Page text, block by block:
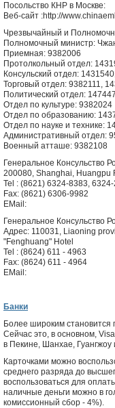
Посольство КНР в Москве:
Веб-сайт :http://
Чрезвычайный и
Полномочный министр:
Приемная: 9382006
Протолкольный отдел:
Консульский отдел:
Торговый отдел: 9382111,
Политический отдел:
Отдел по культуре: 9382024
Отдел по образованию:
Отдел по науке и технике:
Административный отдел:
Военный атташе: 9382108
Генеральное Консульство
200080, Shanghai, Huangpu
Tel : (8621) 6324-8383,
Fax: (8621) 6306-9982
EMail:
Генеральное Консульство
Адрес: 110031, Liaoning
"Fenghuang" Hotel
Tel : (8624) 611 - 4963
Fax: (8624) 611 - 4964
EMail:
Банки
Более широким становится
Сейчас это, в основном,
в Пекине, Шанхае,
Карточками можно
среднего разряда до
воспользоваться для
наличные деньги можно в
комиссионный сбор - 4%).